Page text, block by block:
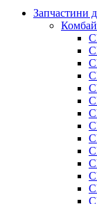
Запчастини